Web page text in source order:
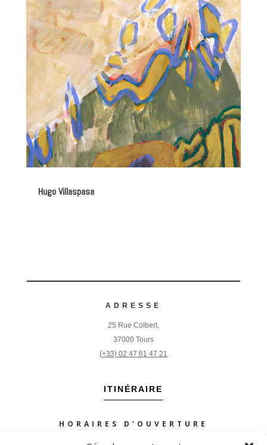
Hugo Villaspasa
ADRESSE
25 Rue Colbert,
37000 Tours
(+33) 02 47 61 47 21
ITINÉRAIRE
HORAIRES D’OUVERTURE
Mardi à samedi :